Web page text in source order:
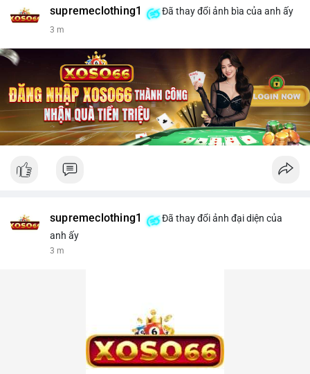
supremeclothing1 Đã thay đổi ảnh bìa của anh ấy
3 m
supremeclothing1
Đã thay đổi ảnh đại diện của
anh ấy
4 m